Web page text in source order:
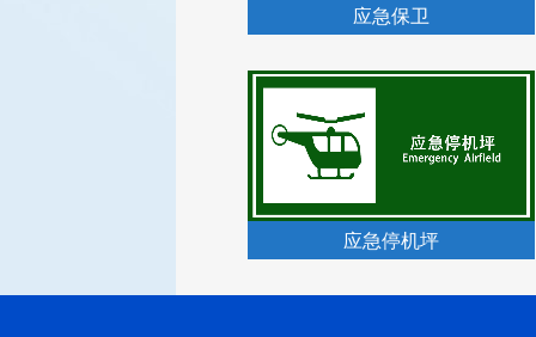
应急保卫
应急停机坪